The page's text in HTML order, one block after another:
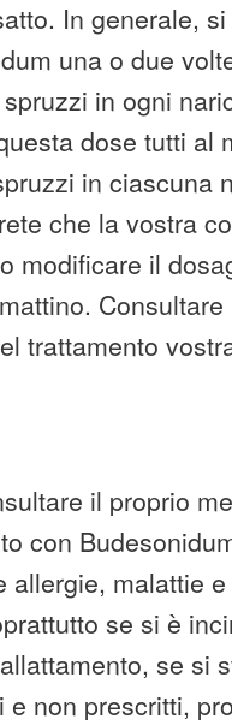
In generale,
una o due
in ogni
dose tutti al
in ciascuna
che la vostra
modificare il
trattamento
il proprio
con
allergie, malattie
se si è
se si
e non prescritti,